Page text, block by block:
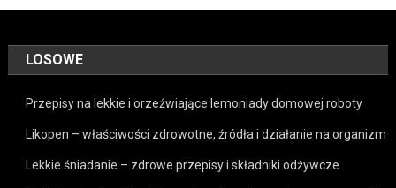
LOSOWE
Przepisy na lekkie i orzeźwiające lemoniady domowej roboty
Likopen – właściwości zdrowotne, źródła i działanie na organizm
Lekkie śniadanie – zdrowe przepisy i składniki odżywcze